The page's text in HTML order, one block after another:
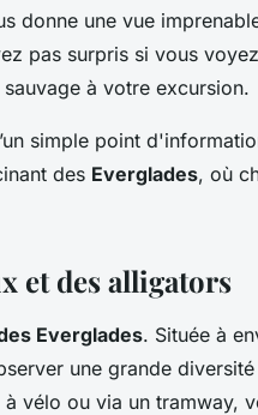
donne une vue
pas surpris si vous
à votre excursion.
simple point
des Everglades, où
et des alligators
Everglades. Située à
une grande diversité
vélo ou via un tramway,